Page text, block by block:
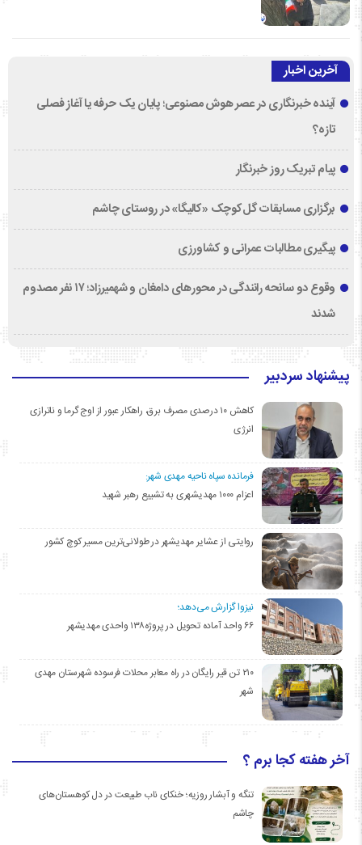
آخرین اخبار
آینده خبرنگاری در عصر هوش مصنوعی؛ پایان یک حرفه یا آغاز فصلی
تازه؟
پیام تبریک روز خبرنگار
برگزاری مسابقات گل‌کوچک «کالیگا» در روستای چاشم
پیگیری مطالبات عمرانی و کشاورزی
وقوع دو سانحه رانندگی در محورهای دامغان و شهمیرزاد؛ ۱۷ نفر مصدوم
شدند
پیشنهاد سردبیر
کاهش ۱۰ درصدی مصرف برق، راهکار عبور از اوج گرما و ناترازی
انرژی
فرمانده سپاه ناحیه مهدی شهر:
اعزام ۱۰۰۰ مهدیشهری به تشییع رهبر شهید
روایتی از عشایر مهدیشهر در طولانی‌ترین مسیر کوچ کشور
نیزوا گزارش می‌دهد؛
۶۶ واحد آماده تحویل در پروژه۱۳۸ واحدی مهدیشهر
۲۱۰ تن قیر رایگان در راه معابر محلات فرسوده شهرستان مهدی
شهر
آخر هفته کجا برم ؟
تنگه و آبشار روزیه؛ خنکای ناب طبیعت در دل کوهستان‌های
چاشم